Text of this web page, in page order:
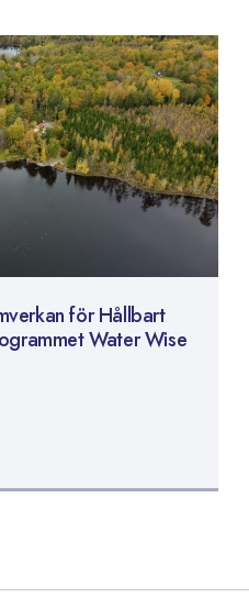
för Hållbart
Water Wise